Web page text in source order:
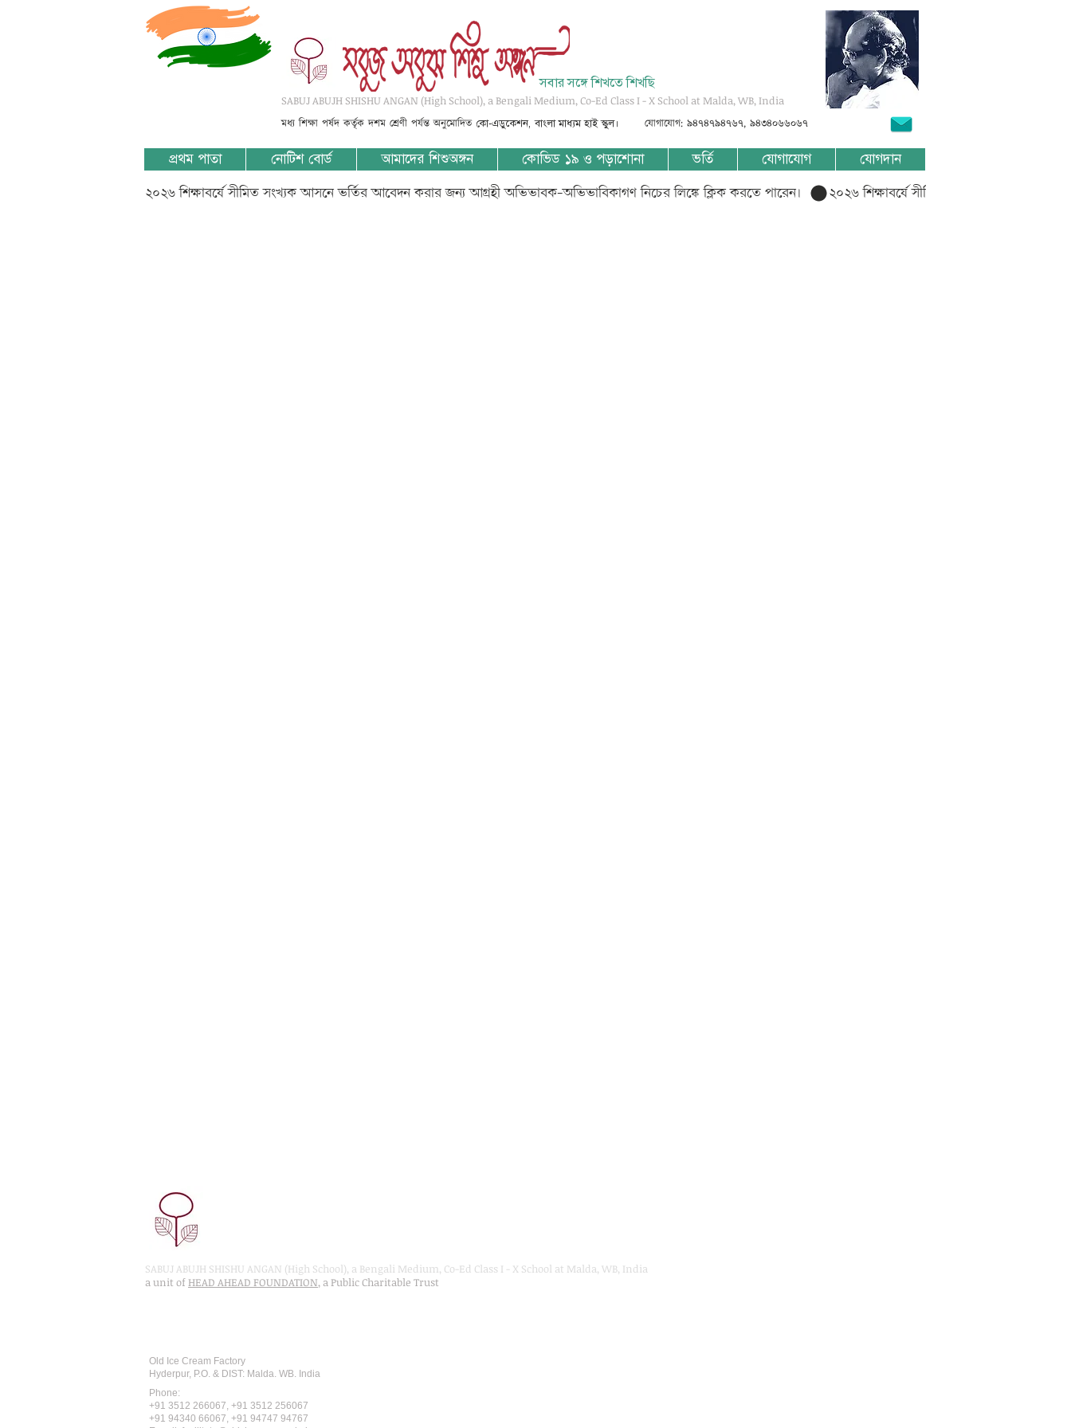
সবার সঙ্গে শিখতে শিখছি
SABUJ ABUJH SHISHU ANGAN (High School), a Bengali Medium, Co-Ed Class I - X School at Malda, WB, India
মধ্য শিক্ষা পর্ষদ কর্তৃক দশম শ্রেণী পর্যন্ত অনুমোদিত কো-এডুকেশন, বাংলা মাধ্যম হাই স্কুল। যোগাযোগ: ৯৪৭৪৭৯৪৭৬৭, ৯৪৩৪০৬৬০৬৭
প্রথম পাতা নোটিশ বোর্ড আমাদের শিশুঅঙ্গন কোভিড ১৯ ও পড়াশোনা ভর্তি যোগাযোগ যোগদান
২০২৬ শিক্ষাবর্ষে সীমিত সংখ্যক আসনে ভর্তির আবেদন করার জন্য আগ্রহী অভিভাবক-অভিভাবিকাগণ নিচের লিঙ্কে ক্লিক করতে পারেন।
SABUJ ABUJH SHISHU ANGAN (High School), a Bengali Medium, Co-Ed Class I - X School at Malda, WB, India
a unit ofHEAD AHEAD FOUNDATION, a Public Charitable Trust
Old Ice Cream Factory
Hyderpur, P.O. & DIST: Malda. WB. India
Phone:
+91 3512 266067, +91 3512 256067
+91 94340 66067, +91 94747 94767